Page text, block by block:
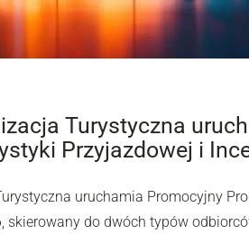
Turystyczna
Przyjazdowej i
uruchamia Promocyjny
skierowany do dwóch typów